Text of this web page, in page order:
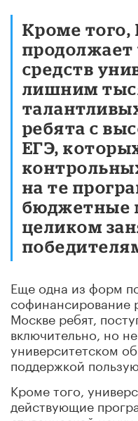
Кроме
продолжает
средств
лишним
ребята с
ЕГЭ,
на те
бюджетные
целиком
Еще одна из форм
софинансирование
Москве ребят,
включительно, но
университетском
поддержкой
Кроме того,
действующие